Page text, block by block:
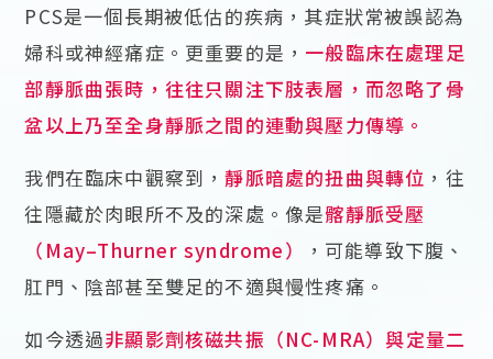
PCS是一個長期被低估的疾病，其症狀常被誤認為
婦科或神經痛症。更重要的是， 一般臨床在處理足
部靜脈曲張時，往往只關注下肢表層，而忽略了骨
盆以上乃至全身靜脈之間的連動與壓力傳導。
我們在臨床中觀察到，靜脈暗處的扭曲與轉位 ，往
往隱藏於肉眼所不及的深處。像是髂靜脈受壓
（May–Thurner syndrome）
，可能導致下腹、
肛門、陰部甚至雙足的不適與慢性疼痛。
如今透過非顯影劑核磁共振（NC-MRA）與定量二